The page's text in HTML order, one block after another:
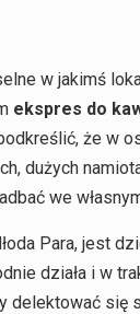
w jakimś
ekspres do
że w
dużych
we
Para, jest
działa i w
delektować się